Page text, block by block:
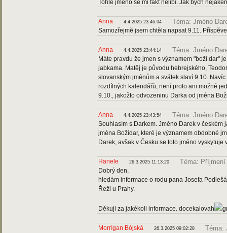
Tohle jméno se mi fakt nelíbí. Jak bych
Anna 4.4.2025 23:46:04 Téma: Jméno
Samozřejmě jsem chtěla napsat 9.11.
Anna 4.4.2025 23:44:14 Téma: Jméno
Máte pravdu že jmen s významem "boží dar"
jabkama. Matěj je původu hebrejského,
slovanským jménům a svátek slaví 9.10.
rozdílných kalendářů, není proto ani možné
9.10., jakožto odvozeninu Darka od jména
Anna 4.4.2025 23:43:54 Téma: Jméno
Souhlasím s Darkem. Jméno Darek v
jména Božidar, které je významem obdobné
Darek, avšak v Česku se toto jméno
Hanele 26.3.2025 11:13:20 Téma: Příjmení
Dobrý den,
hledám informace o rodu pana Josefa
Řeži u Prahy.
Děkuji za jakékoli informace. docekalovah
Morrígan Bójská 26.3.2025 09:02:28 Téma: